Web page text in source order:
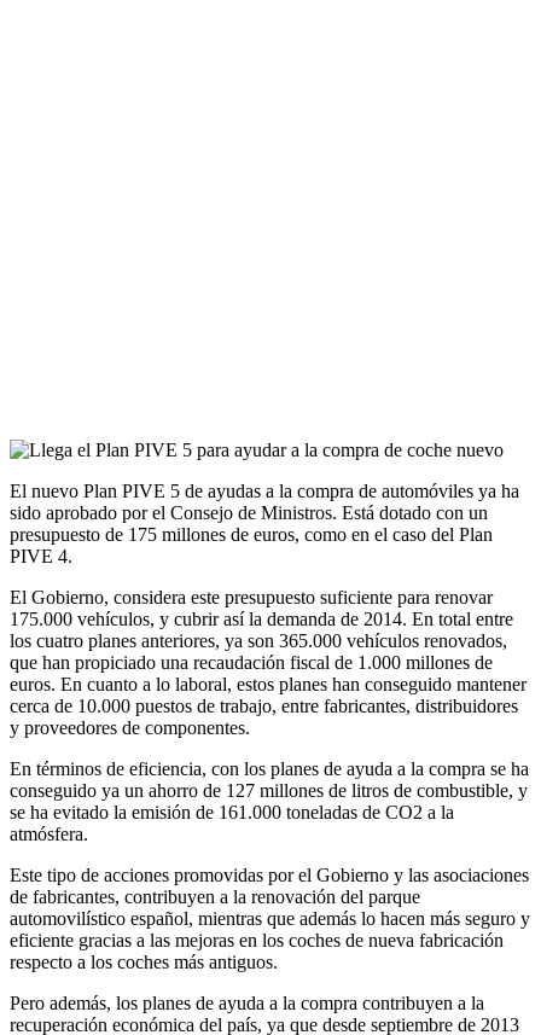
El nuevo Plan PIVE 5 de ayudas a la compra de automóviles ya ha
sido aprobado por el Consejo de Ministros. Está dotado con un
presupuesto de 175 millones de euros, como en el caso del Plan
PIVE 4.
El Gobierno, considera este presupuesto suficiente para renovar
175.000 vehículos, y cubrir así la demanda de 2014. En total entre
los cuatro planes anteriores, ya son 365.000 vehículos renovados,
que han propiciado una recaudación fiscal de 1.000 millones de
euros. En cuanto a lo laboral, estos planes han conseguido mantener
cerca de 10.000 puestos de trabajo, entre fabricantes, distribuidores
y proveedores de componentes.
En términos de eficiencia, con los planes de ayuda a la compra se ha
conseguido ya un ahorro de 127 millones de litros de combustible, y
se ha evitado la emisión de 161.000 toneladas de CO2 a la
atmósfera.
Este tipo de acciones promovidas por el Gobierno y las asociaciones
de fabricantes, contribuyen a la renovación del parque
automovilístico español, mientras que además lo hacen más seguro y
eficiente gracias a las mejoras en los coches de nueva fabricación
respecto a los coches más antiguos.
Pero además, los planes de ayuda a la compra contribuyen a la
recuperación económica del país, ya que desde septiembre de 2013